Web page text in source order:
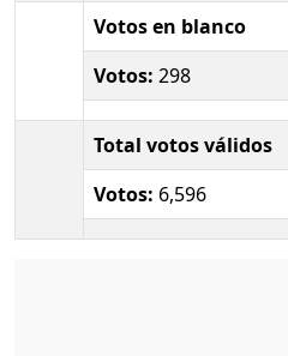
Votos en blanco
Votos: 298
Total votos válidos
Votos: 6,596